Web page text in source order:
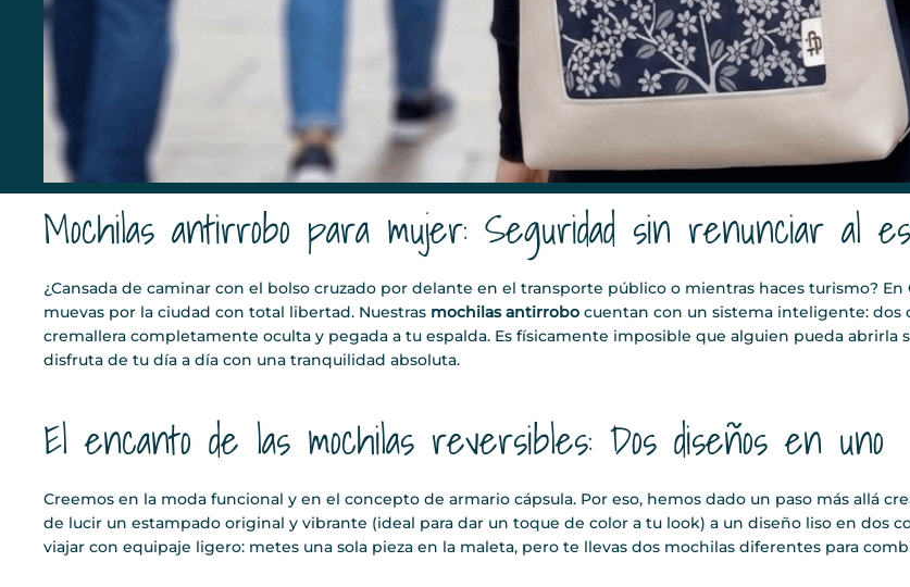
Mochilas antirrobo para mujer: Seguridad sin renunciar al
¿Cansada de caminar con el bolso cruzado por delante en el transporte público o mientras haces turismo?
muevas por la ciudad con total libertad. Nuestras mochilas antirrobo cuentan con un sistema inteligente:
cremallera completamente oculta y pegada a tu espalda. Es físicamente imposible que alguien pueda abrirla
disfruta de tu día a día con una tranquilidad absoluta.
El encanto de las mochilas reversibles: Dos diseños en uno
Creemos en la moda funcional y en el concepto de armario cápsula. Por eso, hemos dado un paso más allá
de lucir un estampado original y vibrante (ideal para dar un toque de color a tu look) a un diseño liso en dos
viajar con equipaje ligero: metes una sola pieza en la maleta, pero te llevas dos mochilas diferentes para